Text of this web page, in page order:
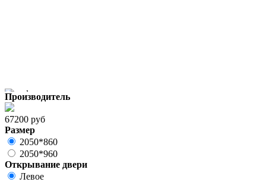
Производитель
67200 руб
Размер
2050*860
2050*960
Открывание двери
Левое